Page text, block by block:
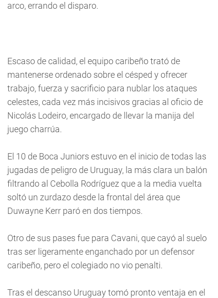
arco, errando el disparo.
Escaso de calidad, el equipo caribeño trató de
mantenerse ordenado sobre el césped y ofrecer
trabajo, fuerza y sacrificio para nublar los ataques
celestes, cada vez más incisivos gracias al oficio de
Nicolás Lodeiro, encargado de llevar la manija del
juego charrúa.
El 10 de Boca Juniors estuvo en el inicio de todas las
jugadas de peligro de Uruguay, la más clara un balón
filtrando al Cebolla Rodríguez que a la media vuelta
soltó un zurdazo desde la frontal del área que
Duwayne Kerr paró en dos tiempos.
Otro de sus pases fue para Cavani, que cayó al suelo
tras ser ligeramente enganchado por un defensor
caribeño, pero el colegiado no vio penalti.
Tras el descanso Uruguay tomó pronto ventaja en el